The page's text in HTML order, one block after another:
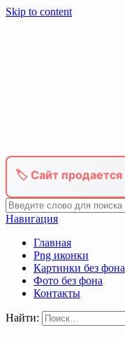
Skip to content
🏷️ Сайт продается
Навигация
Главная
Png иконки
Картинки без фона
Фото без фона
Контакты
Найти: